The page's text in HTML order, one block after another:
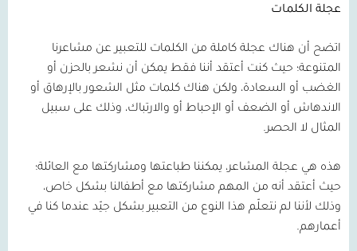
عجلة الكلمات
اتضح أن هناك عجلة كاملة من الكلمات للتعبير عن مشاعرنا
المتنوعة؛ حيث كنت أعتقد أننا فقط يمكن أن نشعر بالحزن أو
الغضب أو السعادة، ولكن هناك كلمات مثل الشعور بالإرهاق أو
الاندهاش أو الضعف أو الإحباط أو والارتباك، وذلك على سبيل
المثال لا الحصر.
هذه هي عجلة المشاعر، يمكننا طباعتها ومشاركتها مع العائلة؛
حيث أعتقد أنه من المهم مشاركتها مع أطفالنا بشكل خاص،
وذلك لأننا لم نتعلّم هذا النوع من التعبير بشكل جيّد عندما كنا في
أعمارهم.